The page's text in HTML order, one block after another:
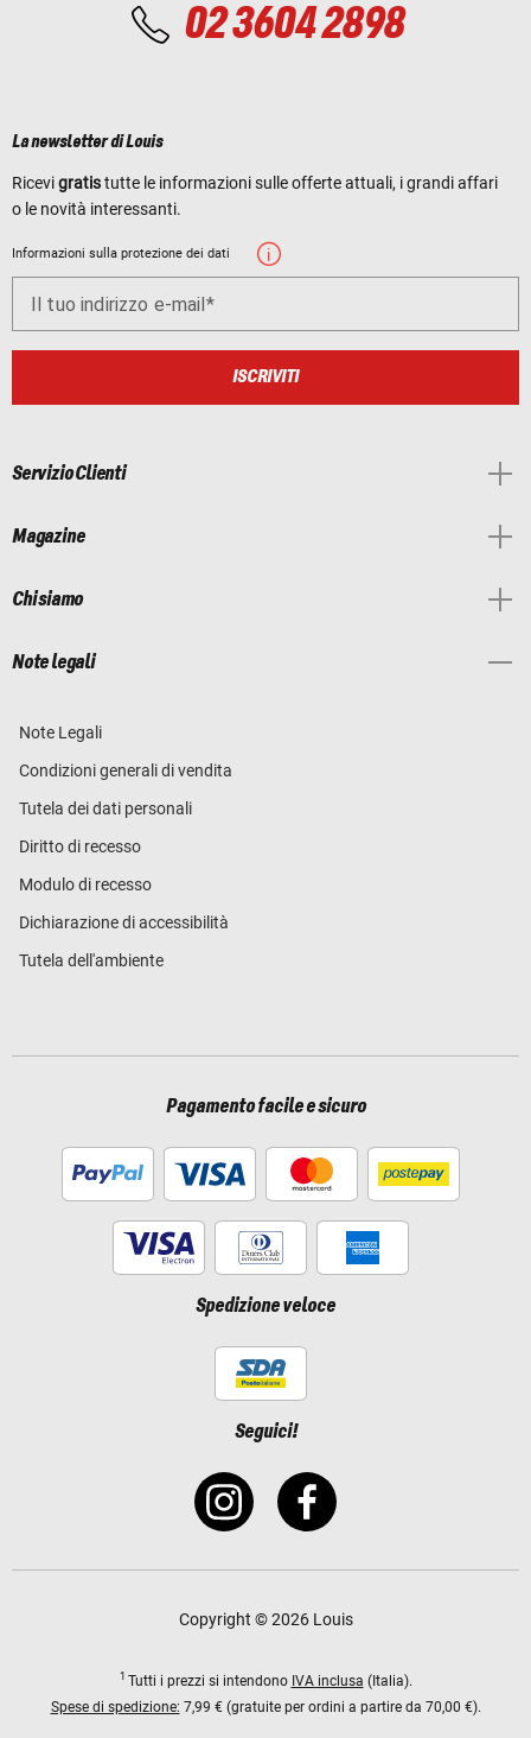
02 3604 2898
La newsletter di Louis
Ricevigratistutte le informazioni sulle offerte attuali, i grandi affari
o le novità interessanti.
Informazioni sulla protezione dei dati
Il tuo indirizzo e-mail
ISCRIVITI
Servizio Clienti
Magazine
Chi siamo
Note legali
Note Legali
Condizioni generali di vendita
Tutela dei dati personali
Diritto di recesso
Modulo di recesso
Dichiarazione di accessibilità
Tutela dell'ambiente
Pagamento facile e sicuro
Spedizione veloce
Seguici!
Copyright © 2026 Louis
1 Tutti i prezzi si intendono IVA inclusa (Italia).
Spese di spedizione: 7,99 € (gratuite per ordini a partire da 70,00 €).